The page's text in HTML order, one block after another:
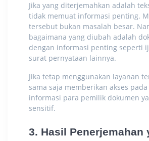
Jika yang diterjemahkan adalah
tidak memuat informasi penting.
tersebut bukan masalah besar.
bagaimana yang diubah adalah
dengan informasi penting seperti
surat pernyataan lainnya.
Jika tetap menggunakan layanan
sama saja memberikan akses
informasi para pemilik dokumen
sensitif.
3. Hasil Penerjemahan